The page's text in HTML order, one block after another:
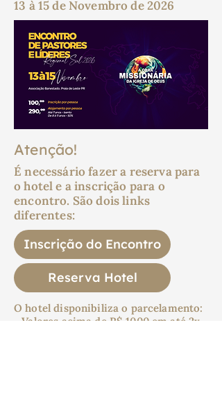
13 à 15 de Novembro de 2026
Atenção!
É necessário fazer a reserva para
o hotel e a inscrição para o
encontro. São dois links
diferentes:
Inscrição do Encontro
Reserva Hotel
O hotel disponibiliza o parcelamento:
- Valores acima de R$ 1000 em até 2x